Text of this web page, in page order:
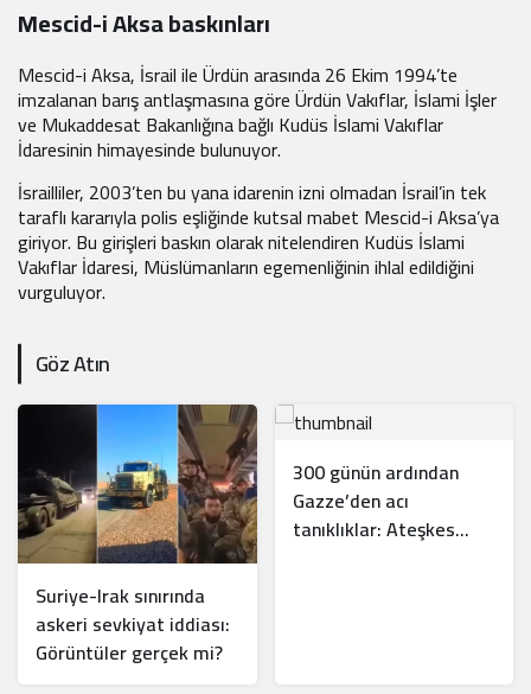
Mescid-i Aksa baskınları
Mescid-i Aksa, İsrail ile Ürdün arasında 26 Ekim 1994’te
imzalanan barış antlaşmasına göre Ürdün Vakıflar, İslami İşler
ve Mukaddesat Bakanlığına bağlı Kudüs İslami Vakıflar
İdaresinin himayesinde bulunuyor.
İsrailliler, 2003’ten bu yana idarenin izni olmadan İsrail’in tek
taraflı kararıyla polis eşliğinde kutsal mabet Mescid-i Aksa’ya
giriyor. Bu girişleri baskın olarak nitelendiren Kudüs İslami
Vakıflar İdaresi, Müslümanların egemenliğinin ihlal edildiğini
vurguluyor.
Göz Atın
Suriye-Irak sınırında
askeri sevkiyat iddiası:
Görüntüler gerçek mi?
300 günün ardından
Gazze’den acı
tanıklıklar: Ateşkes